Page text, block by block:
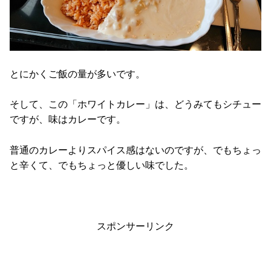
とにかくご飯の量が多いです。
そして、この「ホワイトカレー」は、どうみてもシチュー
ですが、味はカレーです。
普通のカレーよりスパイス感はないのですが、でもちょっ
と辛くて、でもちょっと優しい味でした。
スポンサーリンク